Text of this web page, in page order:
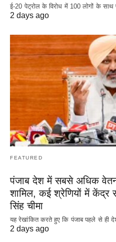
ई-20 पेट्रोल के विरोध में 100 लोगों के साथ
2 days ago
FEATURED
पंजाब देश में सबसे अधिक
शामिल, कई श्रेणियों में केंद्र
सिंह चीमा
यह रेखांकित करते हुए कि पंजाब पहले से ही
2 days ago